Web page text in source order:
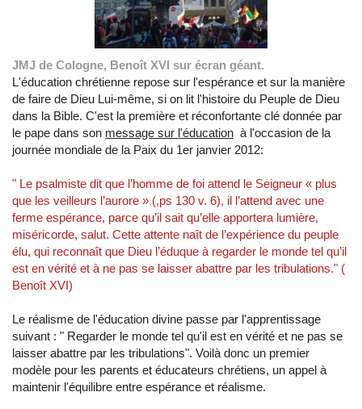
JMJ de Cologne, Benoît XVI sur écran géant.
L'éducation chrétienne repose sur l'espérance et sur la manière
de faire de Dieu Lui-même, si on lit l'histoire du Peuple de Dieu
dans la Bible. C'est la première et réconfortante clé donnée par
le pape dans son message sur l'éducation à l'occasion de la
journée mondiale de la Paix du 1er janvier 2012:
" Le psalmiste dit que l’homme de foi attend le Seigneur « plus
que les veilleurs l’aurore » (,ps 130 v. 6), il l’attend avec une
ferme espérance, parce qu’il sait qu’elle apportera lumière,
miséricorde, salut. Cette attente naît de l’expérience du peuple
élu, qui reconnaît que Dieu l’éduque à regarder le monde tel qu’il
est en vérité et à ne pas se laisser abattre par les tribulations." (
Benoît XVI)
Le réalisme de l'éducation divine passe par l'apprentissage
suivant : " Regarder le monde tel qu'il est en vérité et ne pas se
laisser abattre par les tribulations". Voilà donc un premier
modèle pour les parents et éducateurs chrétiens, un appel à
maintenir l'équilibre entre espérance et réalisme.